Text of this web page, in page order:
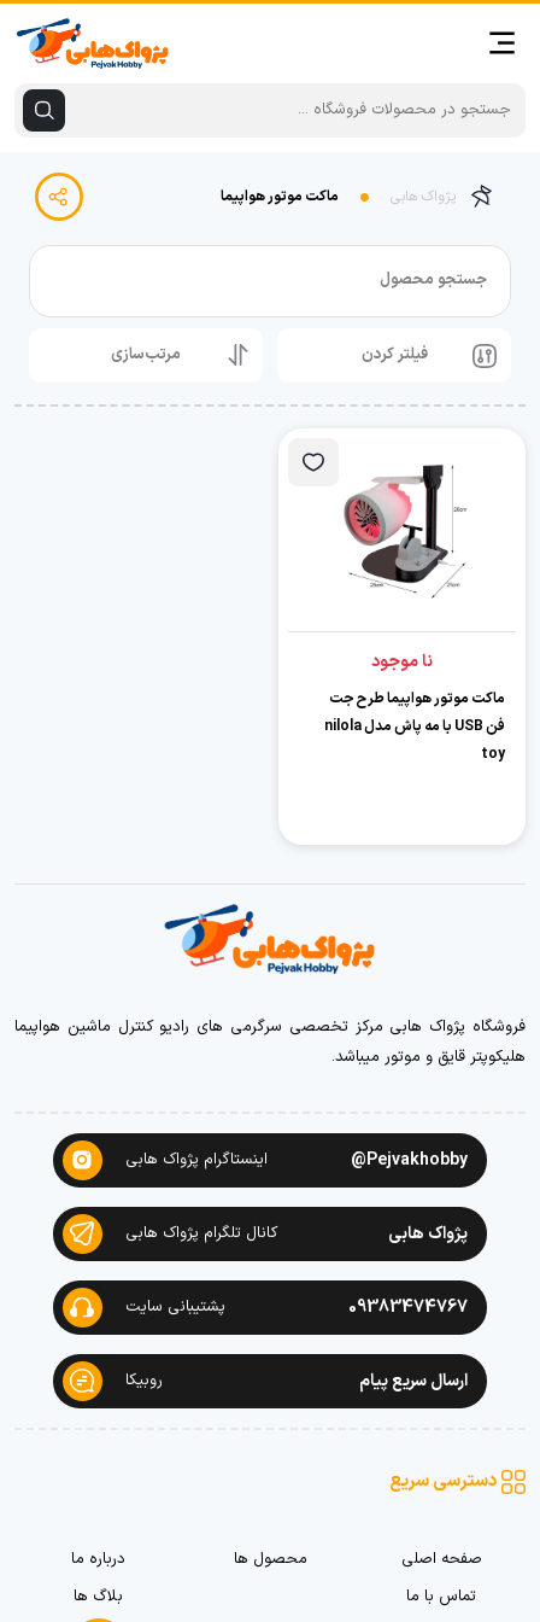
پژواک هابی ماکت موتور هواپیما
جستجو محصول
فیلتر کردن مرتب‌سازی
نا موجود
ماکت موتور هواپیما طرح جت
فن USB با مه پاش مدل nilola
toy
فروشگاه پژواک هابی مرکز تخصصی سرگرمی های رادیو کنترل ماشین هواپیما
هلیکوپتر قایق و موتور میباشد.
Pejvakhobby@ اینستاگرام پژواک هابی
پژواک هابی کانال تلگرام پژواک هابی
09383474767 پشتیبانی سایت
ارسال سریع پیام روبیکا
دسترسی سریع
صفحه اصلی محصول ها
درباره ما
تماس با ما
بلاگ ها